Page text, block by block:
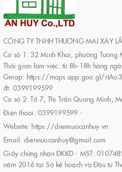
CÔNG TY TNHH THƯƠNG MẠI XÂY
Cơ sở 1: 32 Minh Khai, phường Tương
Thời gian làm việc: từ 8h-18h hàng
Gmap: https://maps.app.goo.gl/
đt: 0399199599
Cơ sở 2: Tổ 7, Thị Trấn Quang Minh,
Điện thoại: 0399199599 -
Website: https://diennuocanhuy.vn
Email: diennuocanhuy@gmail.com
Giấy chứng nhận ĐKKD - MST:
năm 2016 tại Sở kế hoạch và Đầu tư